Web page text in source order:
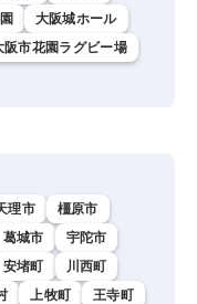
大阪城ホール
阪市花園ラグビー場
理市
橿原市
葛城市
宇陀市
安堵町
川西町
上牧町
王寺町